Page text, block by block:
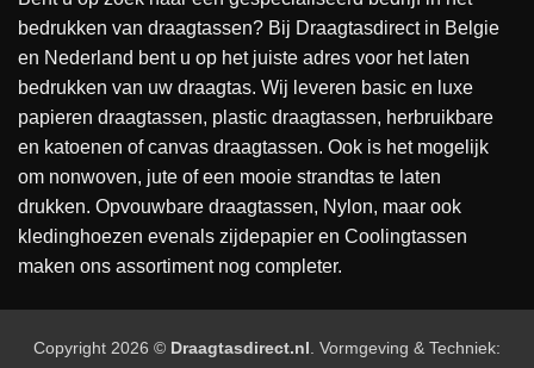
bedrukken van draagtassen? Bij Draagtasdirect in Belgie
en Nederland bent u op het juiste adres voor het laten
bedrukken van uw draagtas. Wij leveren basic en luxe
papieren draagtassen, plastic draagtassen, herbruikbare
en katoenen of canvas draagtassen. Ook is het mogelijk
om nonwoven, jute of een mooie strandtas te laten
drukken. Opvouwbare draagtassen, Nylon, maar ook
kledinghoezen evenals zijdepapier en Coolingtassen
maken ons assortiment nog completer.
Copyright 2026 © Draagtasdirect.nl . Vormgeving & Techniek: